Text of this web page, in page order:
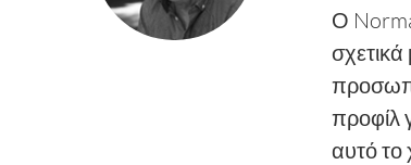
Ο
προφίλ
αυτό το